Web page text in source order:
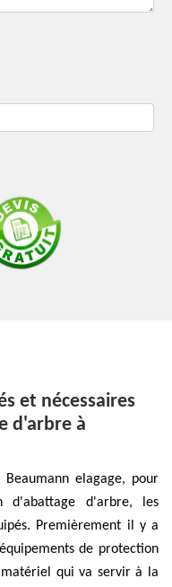
et nécessaires
d'arbre à
elagage, pour
d'abattage d'arbre, les
Premièrement il y a
de protection
qui va servir à la